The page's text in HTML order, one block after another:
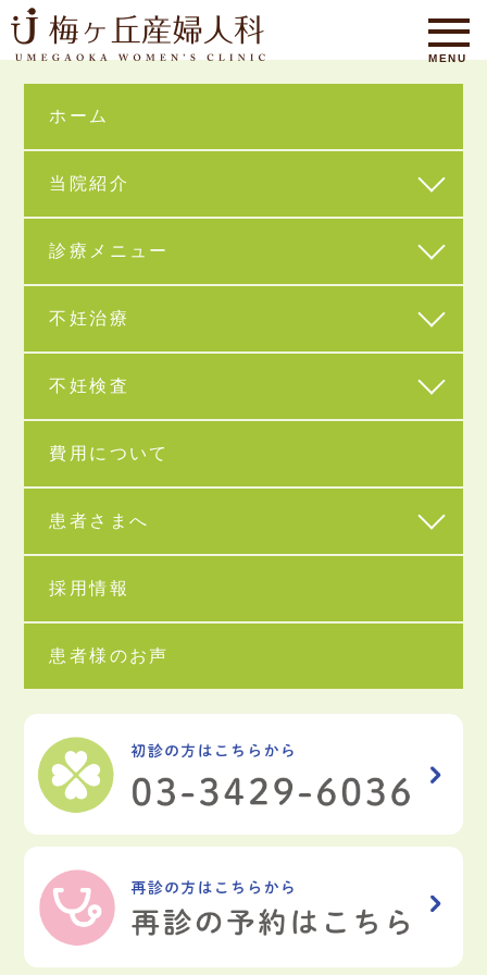
ホーム
当院紹介
診療メニュー
不妊治療
不妊検査
費用について
患者さまへ
採用情報
患者様のお声